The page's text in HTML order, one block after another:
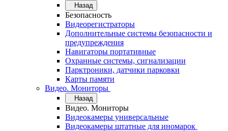
Назад
Безопасность
Видеорегистраторы
Дополнительные системы безопасности и
предупреждения
Навигаторы портативные
Охранные системы, сигнализации
Парктроники, датчики парковки
Карты памяти
Видео. Мониторы
Назад
Видео. Мониторы
Видеокамеры универсальные
Видеокамеры штатные для иномарок